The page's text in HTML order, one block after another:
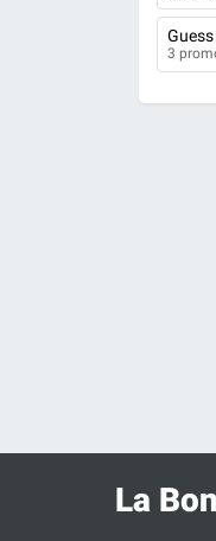
Guess
3
La